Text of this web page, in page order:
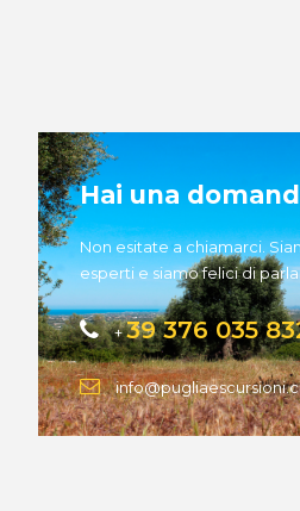
Hai una
Non esitate a chiamarci.
esperti e siamo felici di
+39 376 035